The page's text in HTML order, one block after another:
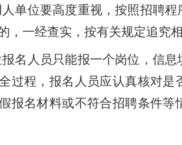
人单位要高度重视，按照招聘
，一经查实，按有关规定追究
报名人员只能报一个岗位，信
过程，报名人员应认真核对
报名材料或不符合招聘条件